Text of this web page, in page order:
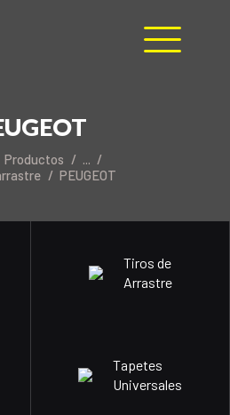
Productos
PEUGEOT
Tiros de
Arrastre
Tapetes
Universales